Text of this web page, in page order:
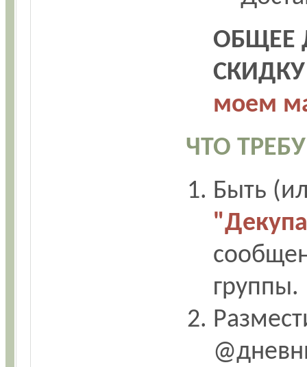
ОБЩЕЕ
СКИДКУ
моем
ЧТО
Быть
группы.